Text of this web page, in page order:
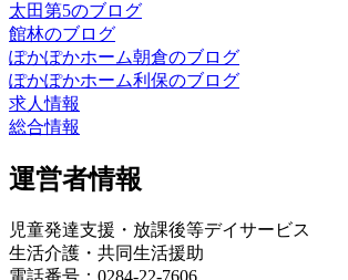
太田第5のブログ
館林のブログ
ぽかぽかホーム朝倉のブログ
ぽかぽかホーム利保のブログ
求人情報
総合情報
運営者情報
児童発達支援・放課後等デイサービス
生活介護・共同生活援助
電話番号：0284-22-7606